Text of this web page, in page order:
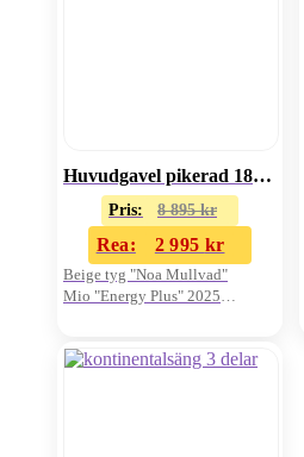
Huvudgavel pikerad 180cm
Pris: 8 895kr
Rea: 2 995 kr
Beige tyg "Noa Mullvad"
Mio "Energy Plus" 2025